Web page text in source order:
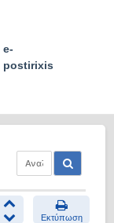
e-
postirixis
Εκτύπωση